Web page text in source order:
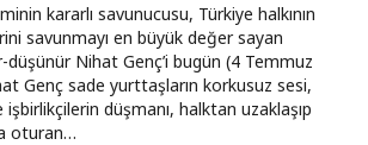
kararlı savunucusu, Türkiye halkının
savunmayı en büyük değer sayan
Nihat Genç’i bugün (4 Temmuz
Genç sade yurttaşların korkusuz sesi,
düşmanı, halktan uzaklaşıp
oturan…